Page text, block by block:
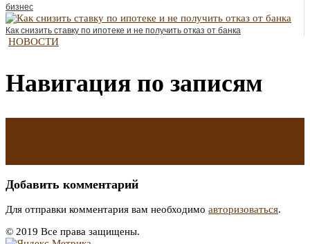
бизнес
Как снизить ставку по ипотеке и не получить отказ от банка
НОВОСТИ
Навигация по записям
Добавить комментарий
Для отправки комментария вам необходимо авторизоваться.
© 2019 Все права защищены.